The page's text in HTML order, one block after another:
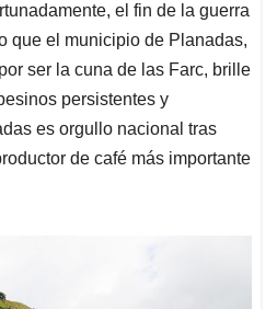
el fin de la guerra
que el municipio de Planadas,
ser la cuna de las Farc, brille
persistentes y
es orgullo nacional tras
de café más importante